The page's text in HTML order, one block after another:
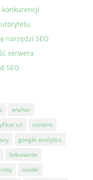
konkurencji
narzędzi SEO
serwera
SEO
anchor
ssl
content
google analytics
linkowanie
mity
model